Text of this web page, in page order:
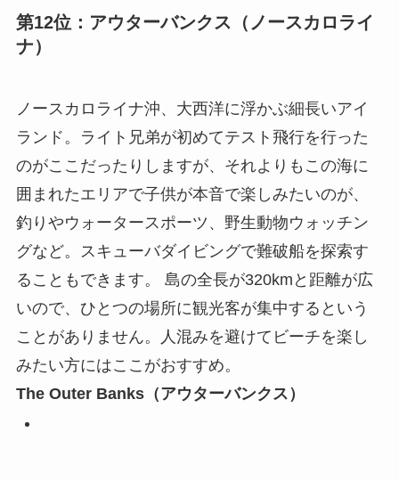
第12位：アウターバンクス（ノースカロライ
ナ）
ノースカロライナ沖、大西洋に浮かぶ細長いアイ
ランド。ライト兄弟が初めてテスト飛行を行った
のがここだったりしますが、それよりもこの海に
囲まれたエリアで子供が本音で楽しみたいのが、
釣りやウォータースポーツ、野生動物ウォッチン
グなど。スキューバダイビングで難破船を探索す
ることもできます。 島の全長が320kmと距離が広
いので、ひとつの場所に観光客が集中するという
ことがありません。人混みを避けてビーチを楽し
みたい方にはここがおすすめ。
The Outer Banks（アウターバンクス）